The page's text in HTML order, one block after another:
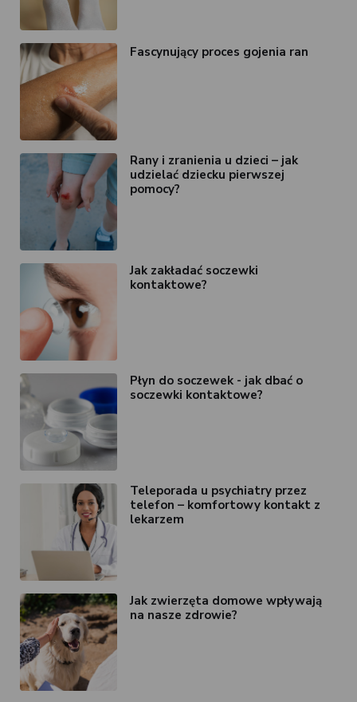
Fascynujący proces gojenia ran
Rany i zranienia u dzieci – jak
udzielać dziecku pierwszej
pomocy?
Jak zakładać soczewki
kontaktowe?
Płyn do soczewek - jak dbać o
soczewki kontaktowe?
Teleporada u psychiatry przez
telefon – komfortowy kontakt z
lekarzem
Jak zwierzęta domowe wpływają
na nasze zdrowie?